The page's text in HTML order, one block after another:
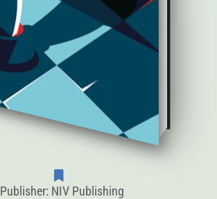
Publisher: NIV Publishing